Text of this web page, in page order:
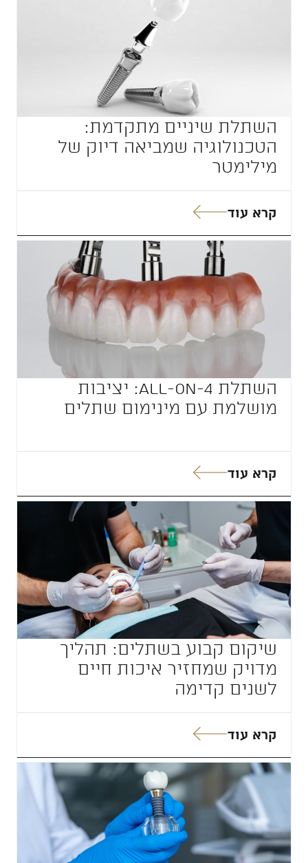
השתלת שיניים מתקדמת:
הטכנולוגיה שמביאה דיוק של
מילימטר
קרא עוד
השתלת All-on-4: יציבות
מושלמת עם מינימום שתלים
קרא עוד
שיקום קבוע בשתלים: תהליך
מדויק שמחזיר איכות חיים
לשנים קדימה
קרא עוד